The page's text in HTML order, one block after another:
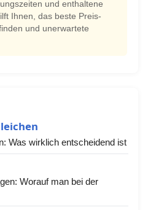
und enthaltene
Ihnen, das beste Preis-
und unerwartete
Was wirklich entscheidend ist
Worauf man bei der